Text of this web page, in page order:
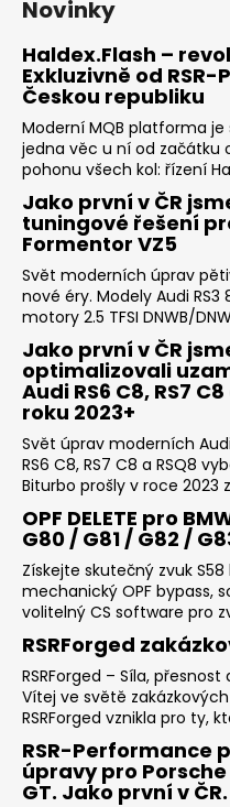
Novinky
Haldex.Flash –
Exkluzivně od
Českou republiku
Moderní MQB platforma je
jedna věc u ní od začátku
pohonu všech kol: řízení
Jako první v ČR
tuningové řešení
Formentor VZ5
Svět moderních úprav
nové éry. Modely Audi
motory 2.5 TFSI DNWB/
Jako první v ČR
optimalizovali
Audi RS6 C8, RS7
roku 2023+
Svět úprav moderních
RS6 C8, RS7 C8 a RSQ8
Biturbo prošly v roce 2023
OPF DELETE pro
G80 / G81 / G82 /
Získejte skutečný zvuk
mechanický OPF bypass,
volitelný CS software pro
RSRForged
RSRForged – Síla,
Vítej ve světě
RSRForged vznikla pro ty,
RSR-Performance
úpravy pro
GT. Jako první v ČR.